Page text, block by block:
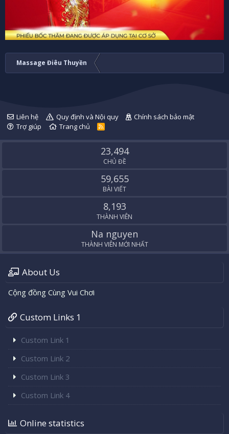
Massage Điêu Thuyền
Liên hệ Quy định và Nội quy
Chính sách bảo mật
Trợ giúp
Trang chủ
R
S
23,494
CHỦ ĐỀ
59,655
BÀI VIẾT
8,193
THÀNH VIÊN
Na nguyen
THÀNH VIÊN MỚI NHẤT
About Us
Cộng đồng Cùng Vui Chơi
Custom Links 1
Custom Link 1
Custom Link 2
Custom Link 3
Custom Link 4
Online statistics